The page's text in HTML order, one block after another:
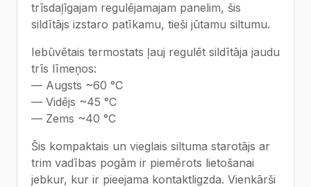
trīsdaļīgajam regulējamajam panelim, šis
sildītājs izstaro patīkamu, tieši jūtamu siltumu.
Iebūvētais termostats ļauj regulēt sildītāja jaudu
trīs līmeņos:
— Augsts ~60 °C
— Vidējs ~45 °C
— Zems ~40 °C
Šis kompaktais un vieglais siltuma starotājs ar
trim vadības pogām ir piemērots lietošanai
jebkur, kur ir pieejama kontaktligzda. Vienkārši